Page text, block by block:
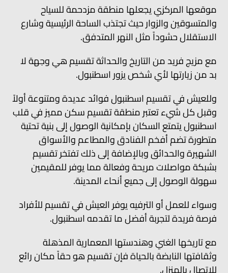
موقعها المركزي يجعلها منطقة مزدحمة للسياح
والمتسوقين والزوار حيث تجتذب الساحة الرئيسية وشارع
الاستقلال حشوداً مثل النهر المتدفق.
مع مزيج فريد من التاريخ والحداثة تقسيم هي وجهة لا
بد من زيارتها لأي شخص يزور اسطنبول.
وللعيش في تقسيم اسطنبول فوائد عديدة ومتنوعة أولاً
وقبل كل شيء تعتبر منطقة تقسيم سكن مميز في قلب
اسطنبول يتمتع السكان بإمكانية الوصول إلى بنية تحتية
متطورة تضم أفخم الفنادق والمطاعم والأسواق
الشهيرة والحدائق وبالإضافة إلى ذلك تفتخر تقسيم
بشبكة مواصلات مريحة وفعالة مما يوفر للمقيمين
سهولة الوصول إلى جميع أنحاء المدينة.
وسواء للعمل أو الترفيه يوفر العيش في تقسيم للأفراد
فرصة فريدة لتجربة أفضل ما تقدمه اسطنبول.
مع تاريخها الغني وهندستها المعمارية المذهلة
وثقافتها النابضة بالحياة فإن تقسيم هو حقاً مكان رائع